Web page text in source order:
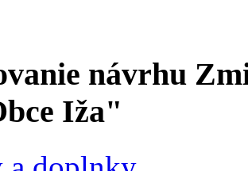
návrhu
Iža"